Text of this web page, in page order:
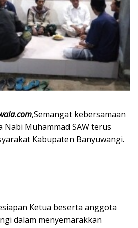
,Semangat kebersamaan
Nabi Muhammad SAW terus
Kabupaten Banyuwangi.
Ketua beserta anggota
dalam menyemarakkan